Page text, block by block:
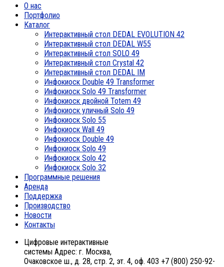
О нас
Портфолио
Каталог
Интерактивный стол DEDAL EVOLUTION 42
Интерактивный стол DEDAL W55
Интерактивный стол SOLO 49
Интерактивный стол Crystal 42
Интерактивный стол DEDAL IM
Инфокиоск Double 49 Transformer
Инфокиоск Solo 49 Transformer
Инфокиоск двойной Totem 49
Инфокиоск уличный Solo 49
Инфокиоск Solo 55
Инфокиоск Wall 49
Инфокиоск Double 49
Инфокиоск Solo 49
Инфокиоск Solo 42
Инфокиоск Solo 32
Программные решения
Аренда
Поддержка
Производство
Новости
Контакты
Цифровые интерактивные
системы Адрес: г. Москва,
Очаковское ш., д. 28, стр. 2, эт. 4, оф. 403 +7 (800) 250-92-